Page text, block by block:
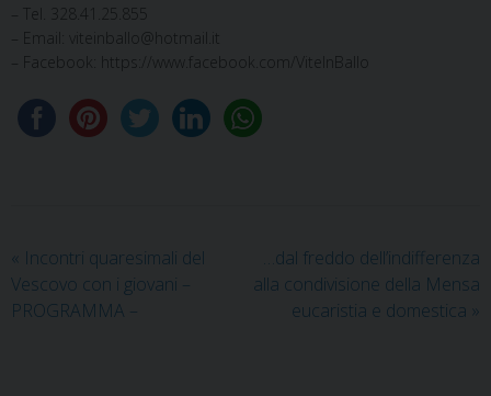
– Tel. 328.41.25.855
– Email: viteinballo@hotmail.it
– Facebook: https://www.facebook.com/ViteInBallo
« Incontri quaresimali del
Vescovo con i giovani –
PROGRAMMA –
…dal freddo dell’indifferenza
alla condivisione della Mensa
eucaristia e domestica »